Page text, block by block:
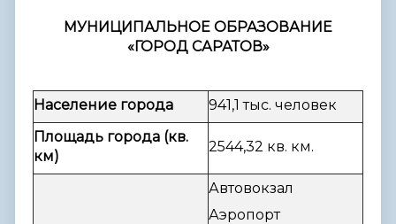
МУНИЦИПАЛЬНОЕ ОБРАЗОВАНИЕ
«ГОРОД САРАТОВ»
Население города
941,1 тыс. человек
Площадь города (кв.
км)
2544,32 кв. км.
Автовокзал
Аэропорт